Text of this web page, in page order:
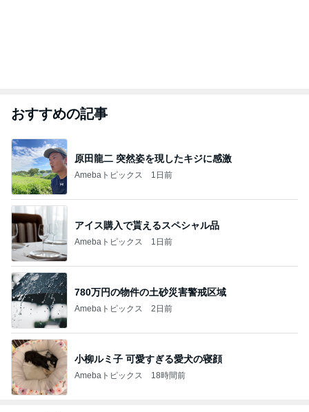
おすすめの記事
原田龍二 突然姿を現したキジに感激
Amebaトピックス 1日前
アイス購入で貰えるスペシャル品
Amebaトピックス 1日前
780万円の物件の土砂災害警戒区域
Amebaトピックス 2日前
小柳ルミ子 可愛すぎる愛犬の寝顔
Amebaトピックス 18時間前